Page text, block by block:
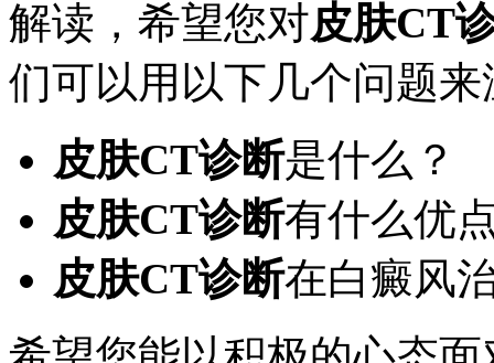
解读，希望您对皮肤CT
们可以用以下几个问题
皮肤CT诊断是什么？
皮肤CT诊断有什么优
皮肤CT诊断在白癜风